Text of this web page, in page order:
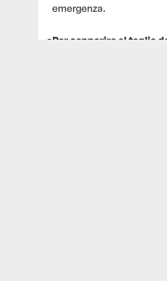
emergenza.
Per sopperire al taglio